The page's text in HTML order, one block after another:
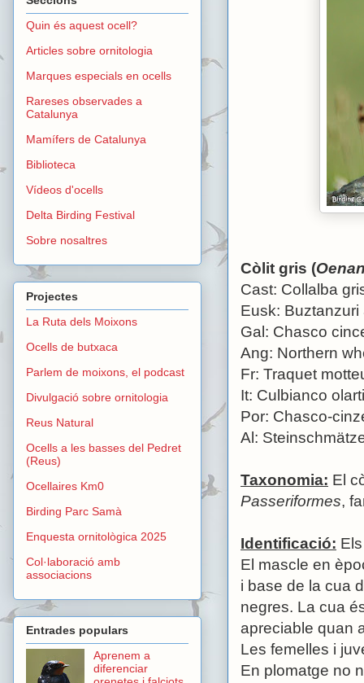
Còlit gris (
Cast: Collalba
Eusk: Buztanzuri
Gal: Chasco
Ang: Northern
Fr: Traquet
It: Culbianco
Por: Chasco-
Al:
Taxonomia: El
Passeriformes,
Identificació:
El mascle en
i base de la cua
negres. La cua
apreciable quan
Les femelles i
En plomatge no
Quin és aquest ocell?
Articles sobre ornitologia
Marques especials en ocells
Rareses observades a
Catalunya
Mamífers de Catalunya
Biblioteca
Vídeos d'ocells
Delta Birding Festival
Sobre nosaltres
Projectes
La Ruta dels Moixons
Ocells de butxaca
Parlem de moixons, el podcast
Divulgació sobre ornitologia
Reus Natural
Ocells a les basses del Pedret
(Reus)
Ocellaires Km0
Birding Parc Samà
Enquesta ornitològica 2025
Col·laboració amb
associacions
Entrades populars
Aprenem a
diferenciar